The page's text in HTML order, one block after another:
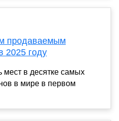
продаваемым
2025 году
мест в десятке самых
в мире в первом